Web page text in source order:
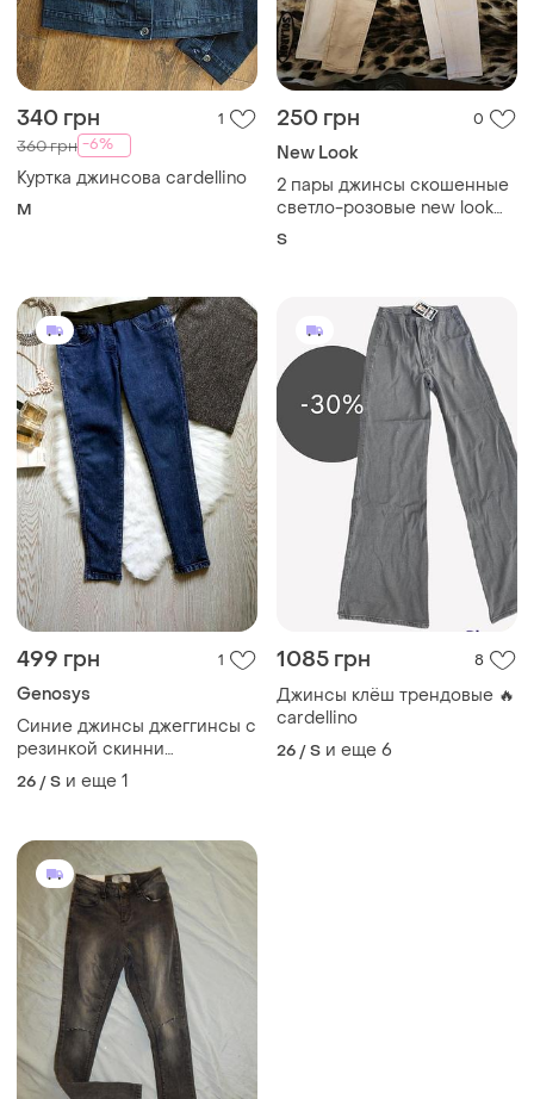
340 грн 1
360 грн -6%
Куртка джинсова cardellino
M
250 грн 0
New Look
2 пары джинсы скошенные
светло-розовые new look
915
S
499 грн 1
Genosys
Синие джинсы джеггинсы с
резинкой скинни
американки варенки
укороченные кроп
26 / S и еще 1
1085 грн 8
Джинсы клёш трендовые 🔥
cardellino
26 / S и еще 6